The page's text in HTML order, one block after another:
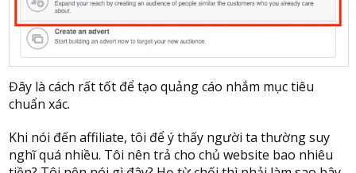
Đây là cách rất tốt để tạo quảng cáo nhắm mục tiêu
chuẩn xác.
Khi nói đến affiliate, tôi để ý thấy người ta thường suy
nghĩ quá nhiều. Tôi nên trả cho chủ website bao nhiêu